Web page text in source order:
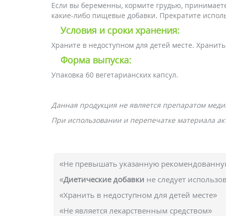
Если вы беременны, кормите грудью,
какие-либо пищевые добавки. Прекратите
Условия и сроки хранения:
Храните в недоступном для детей месте.
Форма выпуска:
Упаковка 60 вегетарианских капсул.
Данная продукция не является препаратом
При использовании и перепечатке материала
«Не превышать указанную
«Диетические добавки не следует
«Хранить в недоступном для детей месте»
«Не является лекарственным средством»